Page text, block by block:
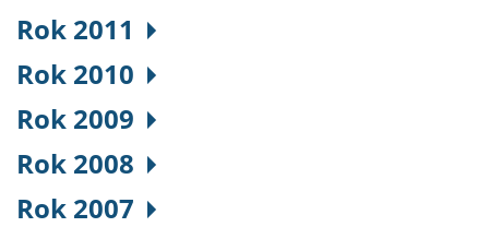
Rok 2011
Rok 2010
Rok 2009
Rok 2008
Rok 2007